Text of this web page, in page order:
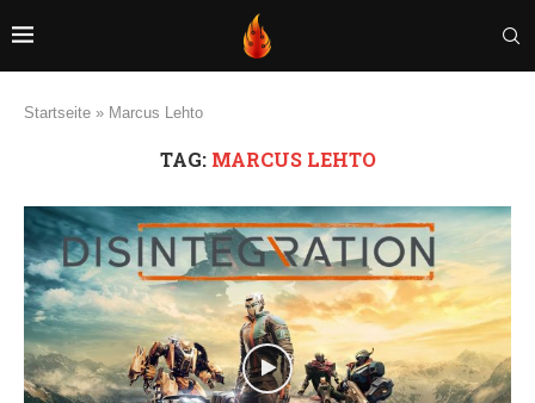
Startseite » Marcus Lehto
TAG: MARCUS LEHTO